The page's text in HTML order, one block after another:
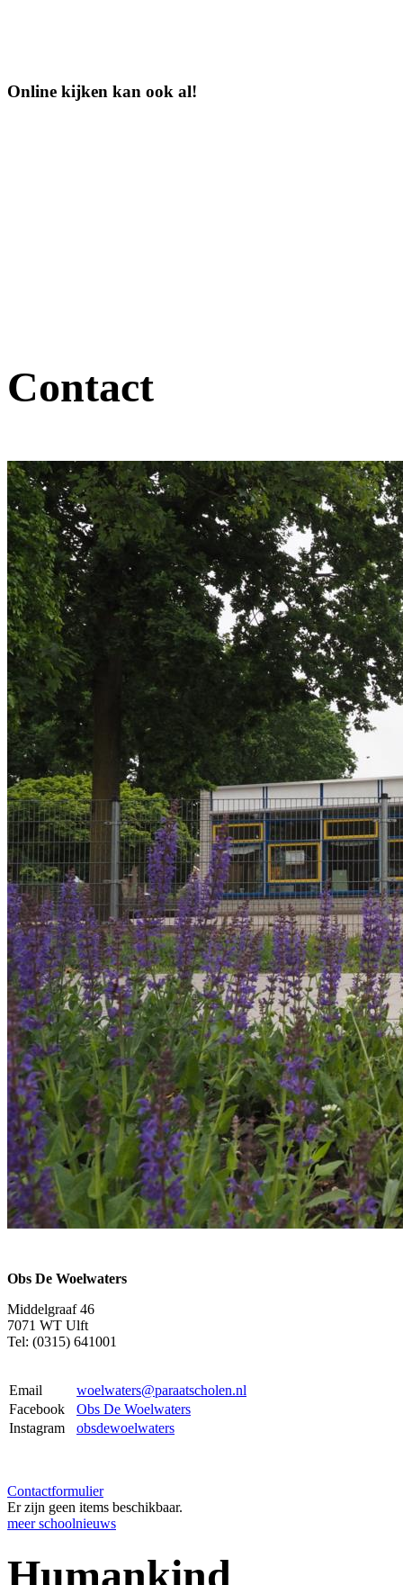
Online kijken kan ook al!
Contact
Obs De Woelwaters
Middelgraaf 46
7071 WT Ulft
Tel: (0315) 641001
Email
woelwaters@paraatscholen.nl
Facebook
Obs De Woelwaters
Instagram
obsdewoelwaters
Contactformulier
Er zijn geen items beschikbaar.
meer schoolnieuws
Humankind